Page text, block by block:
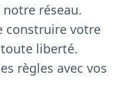
réseau.
construire votre
liberté.
règles avec vos